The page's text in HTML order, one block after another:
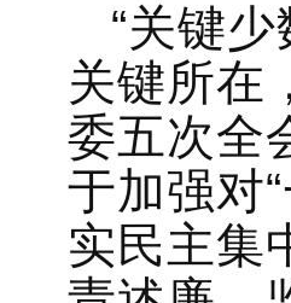
“关键
关键所在
委五次全
于加强对
实民主集